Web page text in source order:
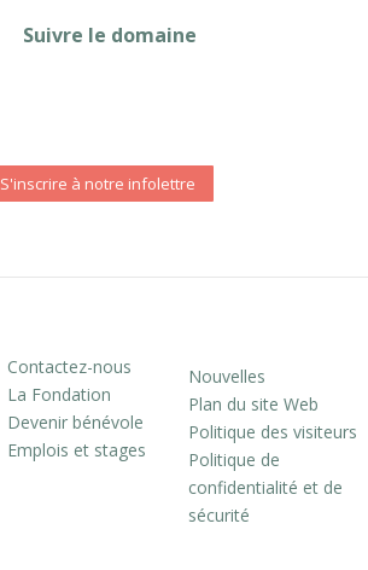
Suivre le domaine
S'inscrire à notre infolettre
Contactez-nous
La Fondation
Devenir bénévole
Emplois et stages
Nouvelles
Plan du site Web
Politique des visiteurs
Politique de
confidentialité et de
sécurité